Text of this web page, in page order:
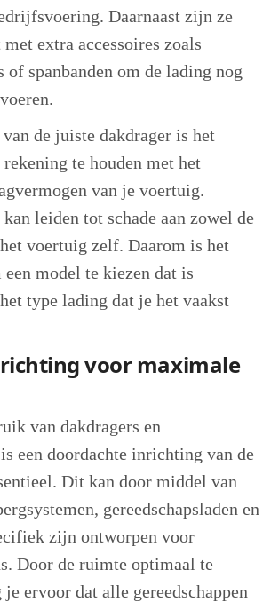
Daarnaast zijn ze
extra accessoires zoals
of spanbanden om de lading nog
de juiste dakdrager is het
te houden met het
van je voertuig.
leiden tot schade aan zowel de
voertuig zelf. Daarom is het
model te kiezen dat is
type lading dat je het vaakst
voor maximale
van dakdragers en
een doordachte inrichting van de
Dit kan door middel van
gereedschapsladen en
zijn ontworpen voor
Door de ruimte optimaal te
ervoor dat alle gereedschappen